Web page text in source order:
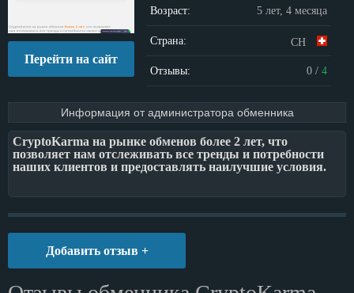
Перейти на сайт
Возраст: 5 лет, 4 месяца
Страна: CH
Отзывы: 0/ 4
Информация от администратора обменника
CryptoKarma на рынке обменов более 2 лет, что
позволяет нам отслеживать все тренды и потребности
наших клиентов и предоставлять наилучшие условия.
Добавить отзыв +